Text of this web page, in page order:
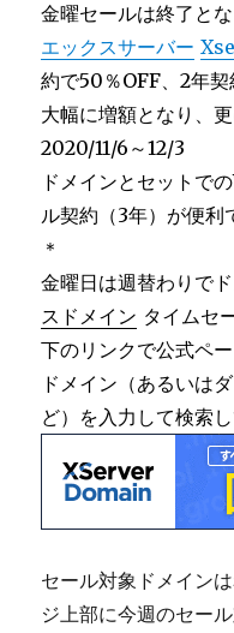
金曜セールは終了とな
エックスサーバー
約で50％OFF、2年
大幅に増額となり、
2020/11/6～12/3
ドメインとセットで
ル契約（3年）が便利
＊
金曜日は週替わりで
スドメイン タイムセ
下のリンクで公式ペ
ドメイン（あるいは
ど）を入力して検索
セール対象ドメイン
ジ上部に今週のセー